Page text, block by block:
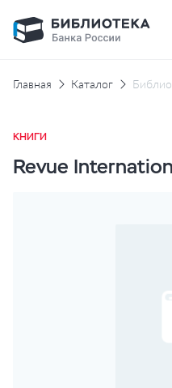
Главная Каталог
КНИГИ
Revue